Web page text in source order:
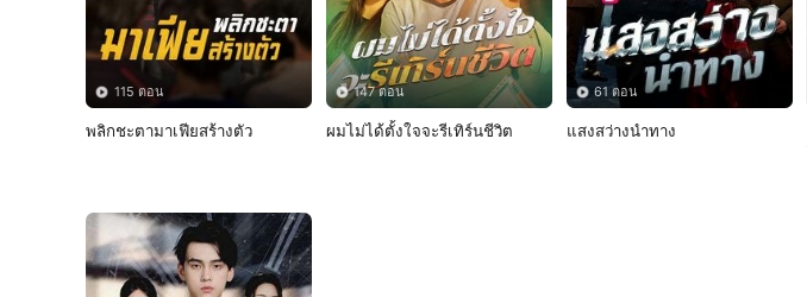
115 ตอน
พลิกชะตามาเฟียสร้างตัว
147 ตอน
ผมไม่ได้ตั้งใจจะรีเทิร์นชีวิต
61 ตอน
แสงสว่างนำทาง